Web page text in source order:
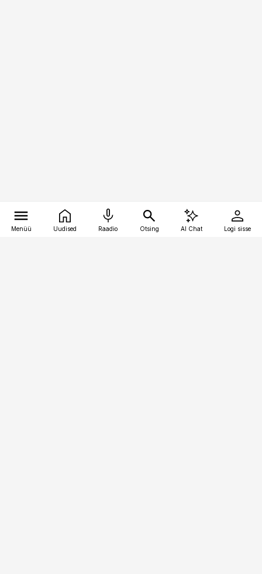
Menüü Uudised Raadio Otsing AI Chat Logi sisse